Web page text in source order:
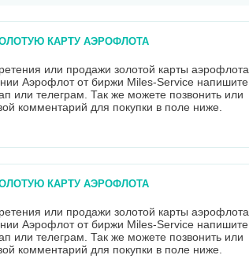
КАРТУ АЭРОФЛОТА
или продажи золотой карты аэрофлота
Аэрофлот от биржи Miles-Service напишите
или телеграм. Так же можете позвонить или
комментарий для покупки в поле ниже.
КАРТУ АЭРОФЛОТА
или продажи золотой карты аэрофлота
Аэрофлот от биржи Miles-Service напишите
или телеграм. Так же можете позвонить или
комментарий для покупки в поле ниже.